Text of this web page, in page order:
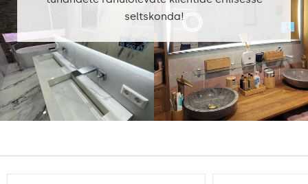
Valgustugevus:
1020lm
Intensive LED
1200lm
Philips LED 1500lm
DualColor - 1020lm
seltskonda!